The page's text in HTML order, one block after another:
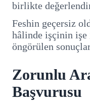
birlikte
Feshin geçersiz
hâlinde işçinin işe
öngörülen
Zorunlu
Başvurusu